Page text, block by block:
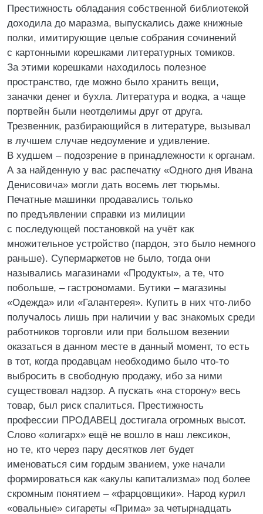
Престижность обладания собственной библиотекой
доходила до маразма, выпускались даже книжные
полки, имитирующие целые собрания сочинений
с картонными корешками литературных томиков.
За этими корешками находилось полезное
пространство, где можно было хранить вещи,
заначки денег и бухла. Литература и водка, а чаще
портвейн были неотделимы друг от друга.
Трезвенник, разбирающийся в литературе, вызывал
в лучшем случае недоумение и удивление.
В худшем – подозрение в принадлежности к органам.
А за найденную у вас распечатку «Одного дня Ивана
Денисовича» могли дать восемь лет тюрьмы.
Печатные машинки продавались только
по предъявлении справки из милиции
с последующей постановкой на учёт как
множительное устройство (пардон, это было немного
раньше). Супермаркетов не было, тогда они
назывались магазинами «Продукты», а те, что
побольше, – гастрономами. Бутики – магазины
«Одежда» или «Галантерея». Купить в них что-либо
получалось лишь при наличии у вас знакомых среди
работников торговли или при большом везении
оказаться в данном месте в данный момент, то есть
в тот, когда продавцам необходимо было что-то
выбросить в свободную продажу, ибо за ними
существовал надзор. А пускать «на сторону» весь
товар, был риск спалиться. Престижность
профессии ПРОДАВЕЦ достигала огромных высот.
Слово «олигарх» ещё не вошло в наш лексикон,
но те, кто через пару десятков лет будет
именоваться сим гордым званием, уже начали
формироваться как «акулы капитализма» под более
скромным понятием – «фарцовщики». Народ курил
«овальные» сигареты «Прима» за четырнадцать